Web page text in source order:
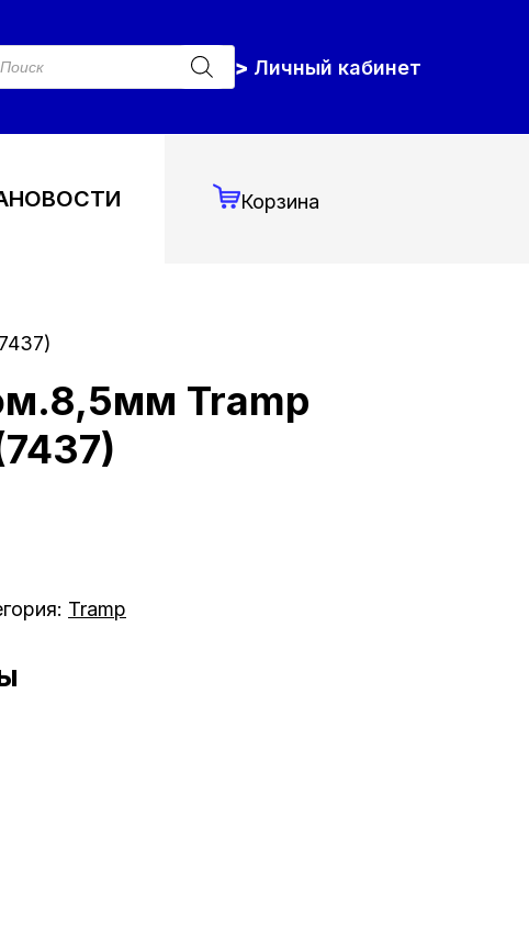
Личный кабинет
НОВОСТИ Корзина
Tramp
Tramp